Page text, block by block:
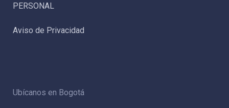
PERSONAL
Aviso de Privacidad
Ubícanos en Bogotá